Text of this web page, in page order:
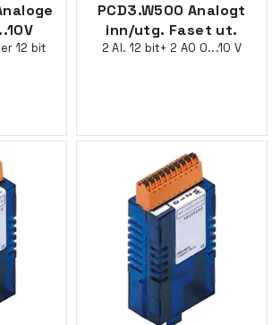
12 bit
PCD3.W500 Analogt
inn/utg. Faset ut.
2 AI. 12 bit+ 2 AO 0...10 V